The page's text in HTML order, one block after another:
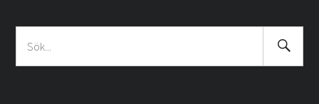
Sök
efter:
Search